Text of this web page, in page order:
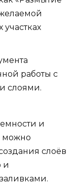
работы с
слоями.
и
можно
слоёв
и